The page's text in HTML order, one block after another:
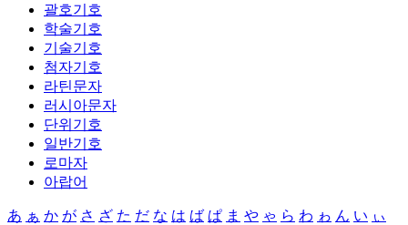
괄호기호
학술기호
기술기호
첨자기호
라틴문자
러시아문자
단위기호
일반기호
로마자
아랍어
あ ぁ か が さ ざ た だ な は ば ぱ ま や ゃ ら わ ゎ ん い ぃ